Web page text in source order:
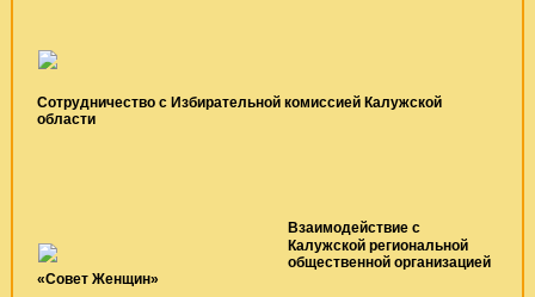
Сотрудничество с Избирательной комиссией Калужской
области
Взаимодействие с
Калужской региональной
общественной организацией
«Совет Женщин»